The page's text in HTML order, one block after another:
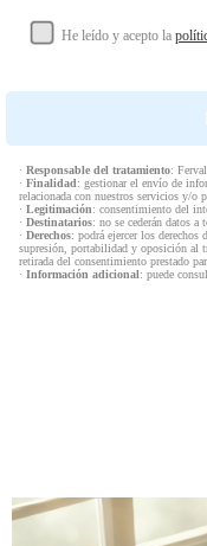
He leído y acepto la
· Responsable del tratamiento:
· Finalidad: gestionar el envío de
relacionada con nuestros servicios y/o
· Legitimación: consentimiento del
· Destinatarios: no se cederán datos a
· Derechos: podrá ejercer los derechos
supresión, portabilidad y oposición al
retirada del consentimiento prestado
· Información adicional: puede